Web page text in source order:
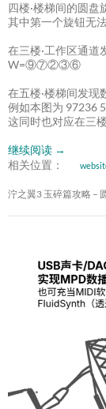
四楼·楼梯间的圆盘
其中第一个旋钮无
在三楼·工作区通道
W=⑨⑦②③⑥
在五楼·楼梯间发现
例如本图为 97236
这同时也对应在三
继续阅读 →
相关位置：
泞之翼3 玉碎篇攻略 –